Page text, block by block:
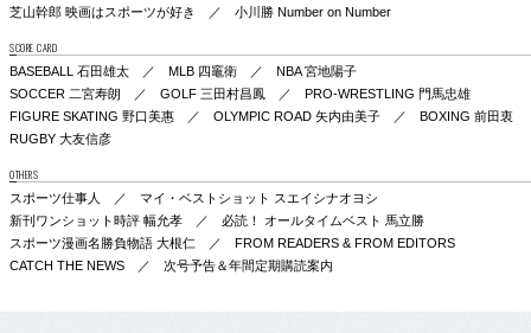
芝山幹郎 映画はスポーツが好き ／ 小川勝 Number on Number
SCORE CARD
BASEBALL 石田雄太 ／ MLB 四竈衛 ／ NBA 宮地陽子
SOCCER 二宮寿朗 ／ GOLF 三田村昌鳳 ／ PRO-WRESTLING 門馬忠雄
FIGURE SKATING 野口美惠 ／ OLYMPIC ROAD 矢内由美子 ／ BOXING 前田衷
RUGBY 大友信彦
OTHERS
スポーツ仕事人 ／ マイ・ベストショット スエイシナオヨシ
新刊ワンショット時評 幅允孝 ／ 必読！ オールタイムベスト 馬立勝
スポーツ漫画名勝負物語 大根仁 ／ FROM READERS & FROM EDITORS
CATCH THE NEWS ／ 次号予告＆年間定期購読案内